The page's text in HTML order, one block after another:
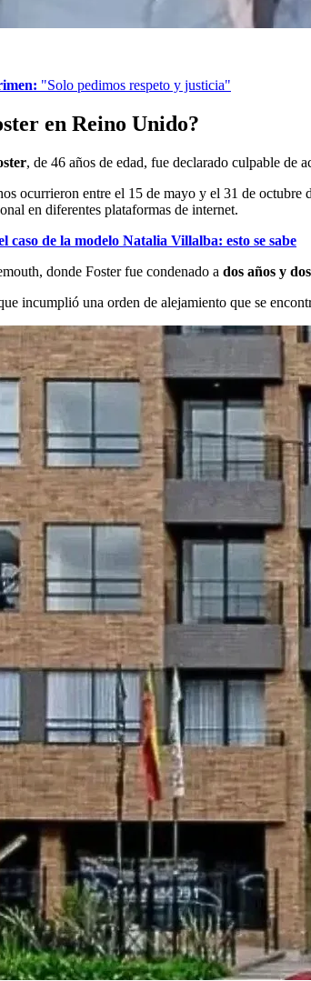
"Solo pedimos respeto y justicia"
en Reino Unido?
, de 46 años de edad, fue declarado culpable de
ocurrieron entre el 15 de mayo y el 31 de
en diferentes plataformas de internet.
de la modelo Natalia Villalba: esto se sabe
donde Foster fue condenado a dos años y
incumplió una orden de alejamiento que se